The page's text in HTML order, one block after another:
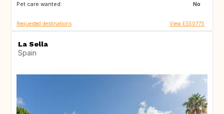
Pet care wanted:
No
GE
Requested destinations View ES50775
La Sella
Spain